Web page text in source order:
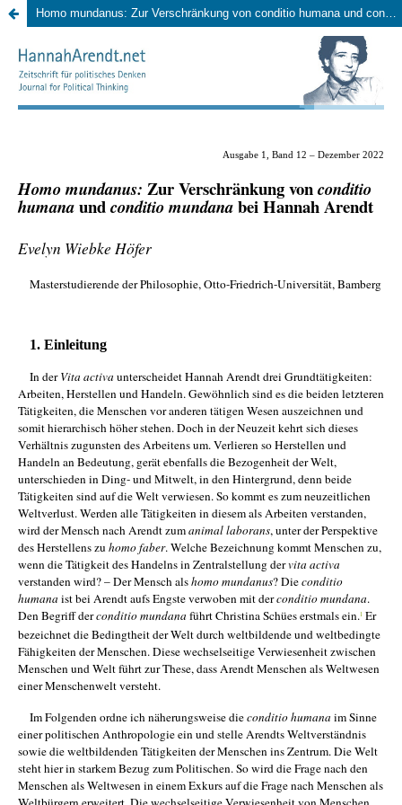
Homo mundanus: Zur Verschränkung von conditio humana und conditio mundana bei Hannah Arendt